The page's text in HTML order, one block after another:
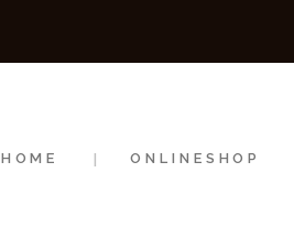
HOME ONLINESHOP